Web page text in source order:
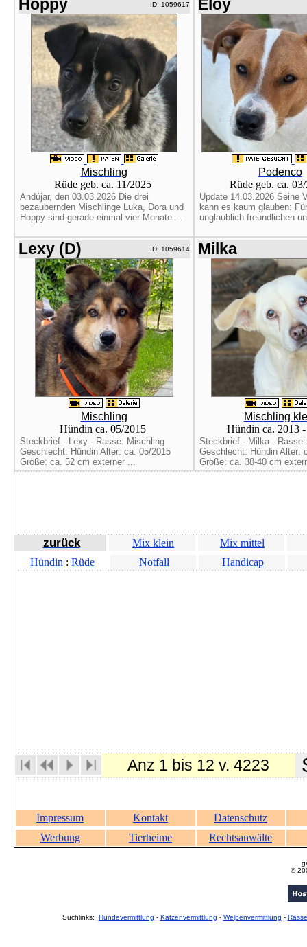
Hoppy ID: 1059617
Mischling
Rüde geb. ca. 11/2025
Andújar, den 03.03.2026 Die drei
bezaubernden Mischlinge Luka, Dora und
Hoppy sind gerade einmal vier Monate ...
Eloy
Podenco
Rüde geb. ca.
Update 14.03.2026 Seine
kann es kaum glauben:
unglaublich freundlichen
Lexy (D) ID: 1059614
Mischling
Hündin ca. 05/2015
Steckbrief - Lexy - Rasse: Mischling
Geschlecht: Hündin Alter: ca. 05/2015
Größe: ca. 52 cm externer ...
Milka
Mischling
Hündin ca. 2013
Steckbrief - Milka -
Geschlecht: Hündin Alter:
Größe: ca. 38-40 cm
zurück Mix klein
Mix mittel
Hündin : Rüde Notfall Handicap
Anz 1 bis 12 v. 4223
Impressum Kontakt
Datenschutz
Werbung
Tierheime Rechtsanwälte
©
Suchlinks: Hundevermittlung - Katzenvermittlung - Welpenvermittlung -